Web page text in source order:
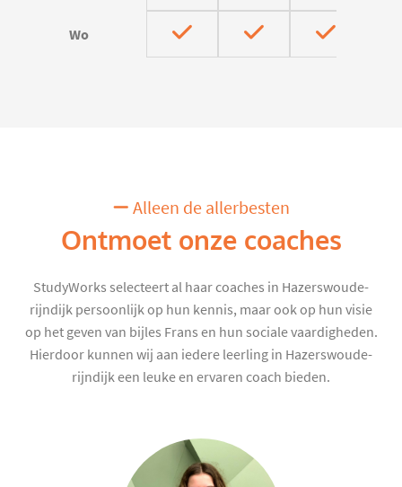
Wo
Alleen de allerbesten
Ontmoet onze coaches
StudyWorks selecteert al haar coaches in Hazerswoude-
rijndijk persoonlijk op hun kennis, maar ook op hun visie
op het geven van bijles Frans en hun sociale vaardigheden.
Hierdoor kunnen wij aan iedere leerling in Hazerswoude-
rijndijk een leuke en ervaren coach bieden.